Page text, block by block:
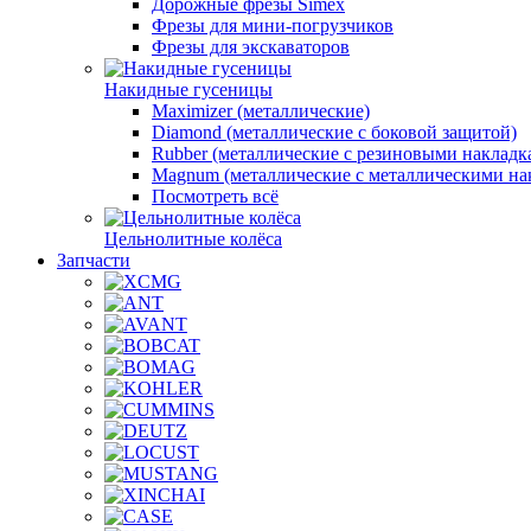
Дорожные фрезы Simex
Фрезы для мини-погрузчиков
Фрезы для экскаваторов
Накидные гусеницы
Maximizer (металлические)
Diamond (металлические с боковой защитой)
Rubber (металлические с резиновыми
Magnum (металлические с металлическими
Посмотреть всё
Цельнолитные колёса
Запчасти